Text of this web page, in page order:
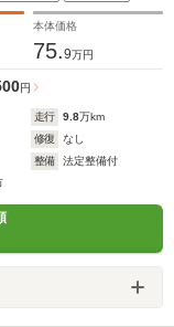
本体価格
75.9万円
円
走行 9.8万km
修復
なし
整備
法定整備付